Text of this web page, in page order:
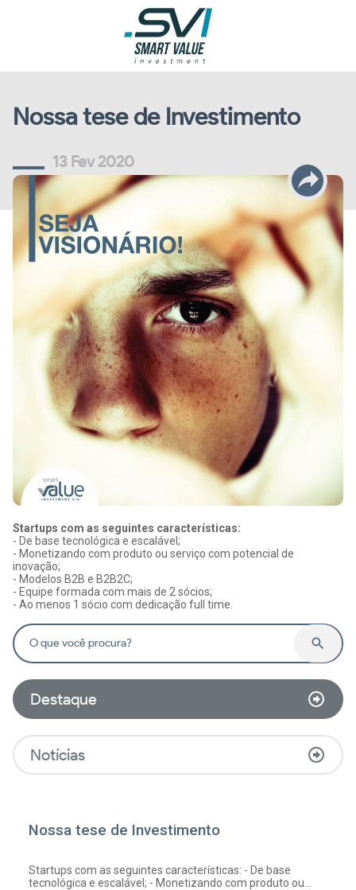
Nossa tese de Investimento
13 Fev 2020
Startups com as seguintes características:
- De base tecnológica e escalável;
- Monetizando com produto ou serviço com potencial de
inovação;
- Modelos B2B e B2B2C;
- Equipe formada com mais de 2 sócios;
- Ao menos 1 sócio com dedicação full time.
O que você procura?
Destaque
Notícias
Nossa tese de Investimento
Startups com as seguintes características: - De base
tecnológica e escalável; - Monetizando com produto ou...